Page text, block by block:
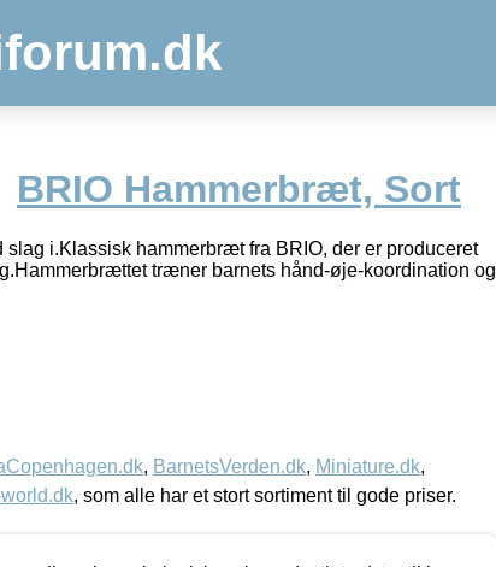
BRIO Hammerbræt, Sort
i.Klassisk hammerbræt fra BRIO, der er produceret
træner barnets hånd-øje-koordination og
, BarnetsVerden.dk, Miniature.dk,
, som alle har et stort sortiment til gode priser.